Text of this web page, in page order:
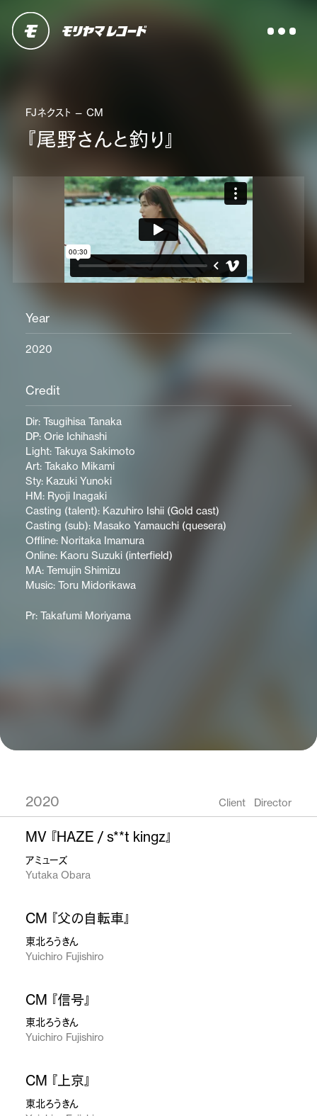
FJネクスト — CM
『尾野さんと釣り』
Year
2020
Credit
Dir: Tsugihisa Tanaka
DP: Orie Ichihashi
Light: Takuya Sakimoto
Art: Takako Mikami
Sty: Kazuki Yunoki
HM: Ryoji Inagaki
Casting (talent): Kazuhiro Ishii (Gold cast)
Casting (sub): Masako Yamauchi (quesera)
Offline: Noritaka Imamura
Online: Kaoru Suzuki (interfield)
MA: Temujin Shimizu
Music: Toru Midorikawa
Pr: Takafumi Moriyama
2020 Client Director
MV 『HAZE / s**t kingz』
アミューズ
Yutaka Obara
CM 『父の自転車』
東北ろうきん
Yuichiro Fujishiro
CM 『信号』
東北ろうきん
Yuichiro Fujishiro
CM 『上京』
東北ろうきん